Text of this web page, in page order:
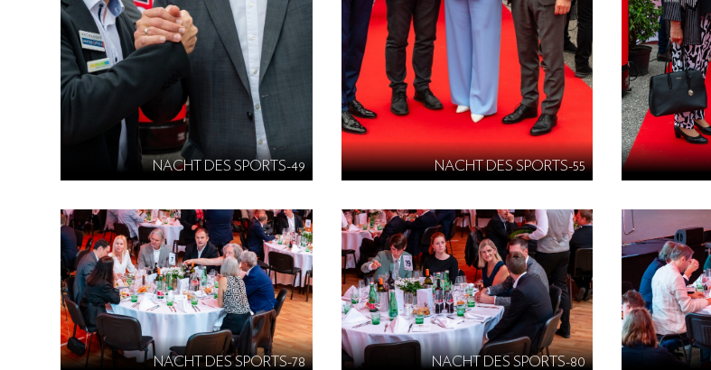
NACHT DES SPORTS-49 NACHT DES SPORTS-55
NACHT DES SPORTS-78 NACHT DES SPORTS-80